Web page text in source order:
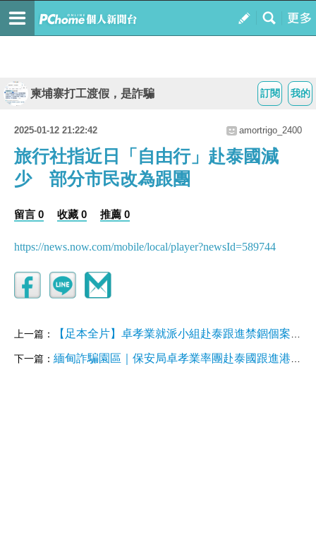
我的
訂閱
柬埔寨打工渡假，是詐騙
2025-01-12 21:22:42 amortrigo_2400
旅行社指近日「自由行」赴泰國減
少 部分市民改為跟團
留言 0 收藏 0 推薦 0
https://news.now.com/mobile/local/player?newsId=589744
上一篇： 【足本全片】卓孝業就派小組赴泰跟進禁錮個案見記者
下一篇： 緬甸詐騙園區｜保安局卓孝業率團赴泰國跟進港人個案 有家屬稱政府「起碼佢肯做」